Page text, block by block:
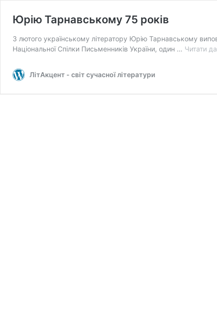
Юрію Тарнавському 75 років
3 лютого українському літератору Юрію Тарнавському
Національної Спілки Письменників України, один … Читати
ЛітАкцент - світ сучасної літератури